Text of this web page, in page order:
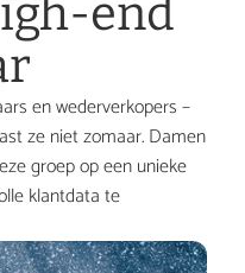
end
en wederverkopers –
ze niet zomaar. Damen
groep op een unieke
klantdata te